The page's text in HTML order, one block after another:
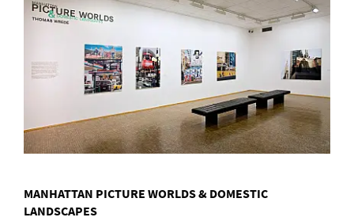
MANHATTAN PICTURE WORLDS & DOMESTIC
LANDSCAPES